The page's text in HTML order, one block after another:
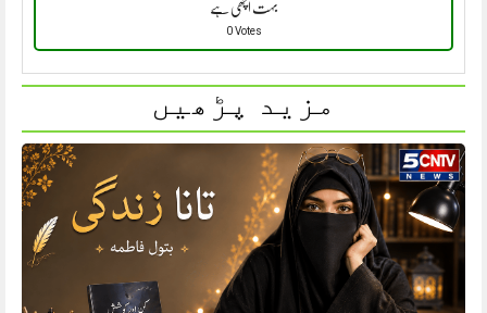
بہت اچھی ہے
0 Votes
مزید پڑھیں